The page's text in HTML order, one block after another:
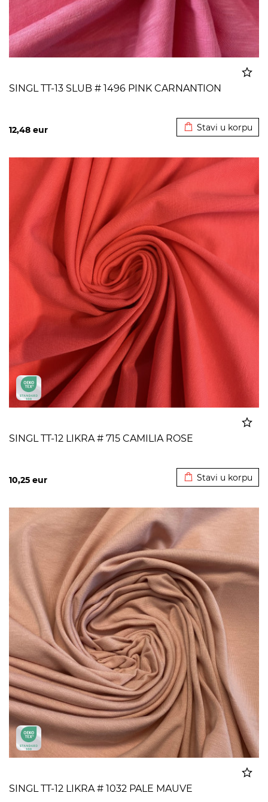
SINGL TT-13 SLUB # 1496 PINK CARNANTION
12,48 eur Stavi u korpu
SINGL TT-12 LIKRA # 715 CAMILIA ROSE
10,25 eur Stavi u korpu
SINGL TT-12 LIKRA # 1032 PALE MAUVE